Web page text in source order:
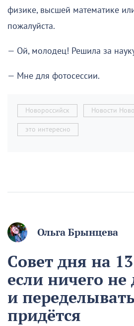
физике, высшей математике
пожалуйста.
— Ой, молодец! Решила за науку
— Мне для фотосессии.
Новороссийск Новости
это интересно
Ольга Брынцева
Совет дня на
если ничего не
и
придётся